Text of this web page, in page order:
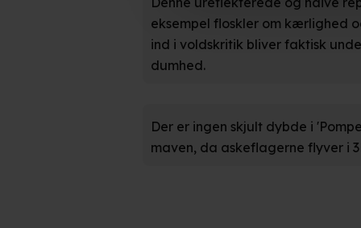
Hvis du tillader det, vil vi
Indsamle præcise
hele websitet.
Når vi anvender cookies,
eksempel floskler om kærlighed
ind i voldskritik bliver faktisk
dumhed.
Der er ingen skjult dybde i
maven, da askeflagerne flyver i